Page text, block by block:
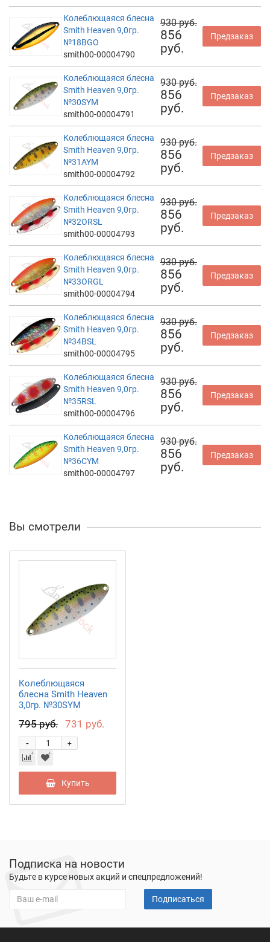
Колеблющаяся блесна
Smith Heaven 9,0гр.
№18BGO
smith00-00004790
930 руб.
856
руб.
Предзаказ
Колеблющаяся блесна
Smith Heaven 9,0гр.
№30SYM
smith00-00004791
930 руб.
856
руб.
Предзаказ
Колеблющаяся блесна
Smith Heaven 9,0гр.
№31AYM
smith00-00004792
930 руб.
856
руб.
Предзаказ
Колеблющаяся блесна
Smith Heaven 9,0гр.
№32ORSL
smith00-00004793
930 руб.
856
руб.
Предзаказ
Колеблющаяся блесна
Smith Heaven 9,0гр.
№33ORGL
smith00-00004794
930 руб.
856
руб.
Предзаказ
Колеблющаяся блесна
Smith Heaven 9,0гр.
№34BSL
smith00-00004795
930 руб.
856
руб.
Предзаказ
Колеблющаяся блесна
Smith Heaven 9,0гр.
№35RSL
smith00-00004796
930 руб.
856
руб.
Предзаказ
Колеблющаяся блесна
Smith Heaven 9,0гр.
№36CYM
smith00-00004797
930 руб.
856
руб.
Предзаказ
Вы смотрели
Колеблющаяся
блесна Smith Heaven
3,0гр. №30SYM
795 руб. 731 руб.
+
-
Купить
Подписка на новости
Будьте в курсе новых акций и спецпредложений!
Подписаться